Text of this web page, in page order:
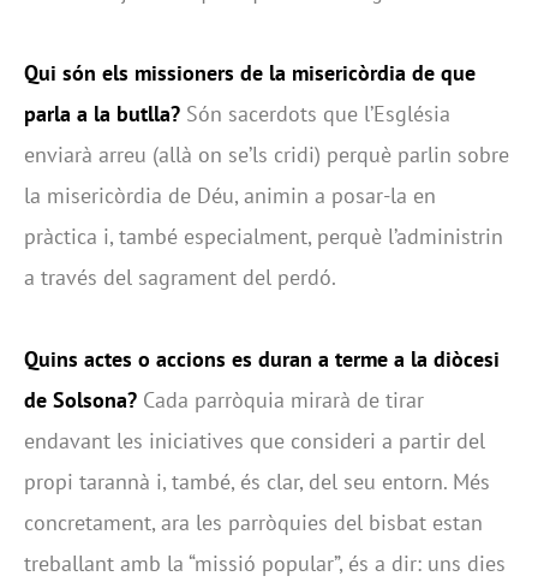
Qui són els missioners de la misericòrdia de que
parla a la butlla? Són sacerdots que l’Església
enviarà arreu (allà on se’ls cridi) perquè parlin sobre
la misericòrdia de Déu, animin a posar-la en
pràctica i, també especialment, perquè l’administrin
a través del sagrament del perdó.
Quins actes o accions es duran a terme a la diòcesi
de Solsona? Cada parròquia mirarà de tirar
endavant les iniciatives que consideri a partir del
propi tarannà i, també, és clar, del seu entorn. Més
concretament, ara les parròquies del bisbat estan
treballant amb la “missió popular”, és a dir: uns dies